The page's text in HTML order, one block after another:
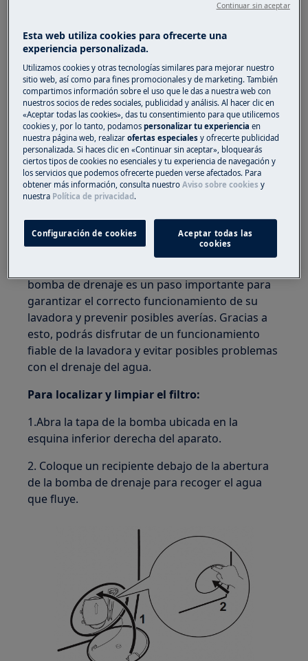
partículas que puedan acumularse durante el
ciclo de lavado. Si el filtro está bloqueado u
obstruido, puede provocar problemas de
drenaje y provocar un mal funcionamiento de la
lavadora.
Para evitar estos posibles problemas, le
recomendamos que revise periódicamente el
filtro de la bomba de drenaje y lo limpie si es
necesario. El procedimiento de limpieza suele
ser sencillo y se puede encontrar en el manual
antes de limpiar, apague la lavadora y
desconéctela de la red eléctrica.
bomba de drenaje es un paso importante para
garantizar el correcto funcionamiento de su
lavadora y prevenir posibles averías. Gracias a
esto, podrás disfrutar de un funcionamiento
fiable de la lavadora y evitar posibles problemas
con el drenaje del agua.
Para localizar y limpiar el filtro:
1.Abra la tapa de la bomba ubicada en la
esquina inferior derecha del aparato.
2. Coloque un recipiente debajo de la abertura
de la bomba de drenaje para recoger el agua
que fluye.
Esta web utiliza cookies para ofrecerte una
experiencia personalizada.
Utilizamos cookies y otras tecnologías similares para mejorar nuestro
sitio web, así como para fines promocionales y de marketing. También
compartimos información sobre el uso que le das a nuestra web con
nuestros socios de redes sociales, publicidad y análisis. Al hacer clic en
«Aceptar todas las cookies», das tu consentimiento para que utilicemos
cookies y, por lo tanto, podamospersonalizar tu experienciaen
nuestra página web, realizarofertas especiales y ofrecerte publicidad
personalizada. Si haces clic en «Continuar sin aceptar», bloquearás
ciertos tipos de cookies no esenciales y tu experiencia de navegación y
los servicios que podemos ofrecerte pueden verse afectados. Para
obtener más información, consulta nuestroAviso sobre cookies y
nuestra Política de privacidad .
Configuración de cookies
Aceptar todas las
cookies
Continuar sin aceptar